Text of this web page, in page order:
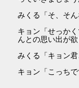
みくる「そ、そ
キョン「せっか
んとの思い出が欲
みくる「キョン
キョン「こっち